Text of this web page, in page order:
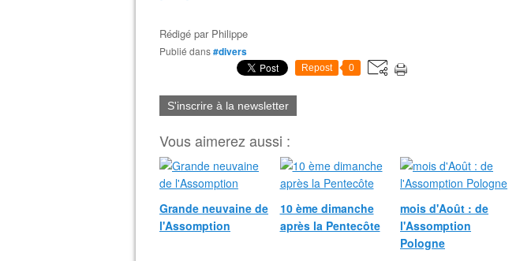
Rédigé par Philippe
Publié dans#divers
Repost 0
S'inscrire à la newsletter
Vous aimerez aussi :
Grande neuvaine de
l'Assomption
10 ème dimanche
après la Pentecôte
mois d'Août : de
l'Assomption
Pologne